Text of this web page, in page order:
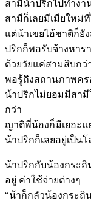
สามีน้าปริกไปทำงา
สามีก็เลยมีเมียใหม่
แต่น้าเขยไอ้ชาติก็ยั
ปริกก็พอรับจ้างหาร
ด้วยวัยแค่สามสิบกว่
พอรู้ถึงสถานภาพคร
น้าปริกไม่ยอมมีสามี
กว่า
ญาติพี่น้องก็มีเยอะแ
น้าปริกก็เลยอยู่เป็น
น้าปริกกับน้องกระถิ
อยู่ ค่าใช้จ่ายต่างๆ
“น้าก็กลัวน้องกระถิ